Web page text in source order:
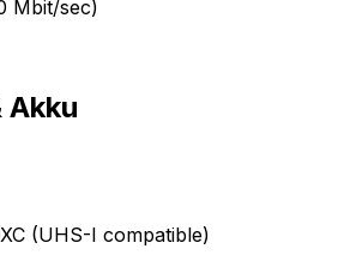
Mbit/sec)
Akku
(UHS-I compatible)